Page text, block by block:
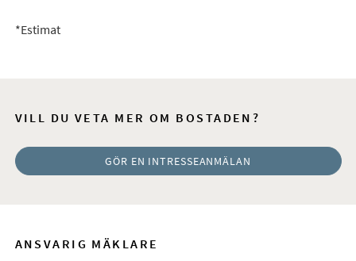
*Estimat
VILL DU VETA MER OM BOSTADEN?
GÖR EN INTRESSEANMÄLAN
ANSVARIG MÄKLARE